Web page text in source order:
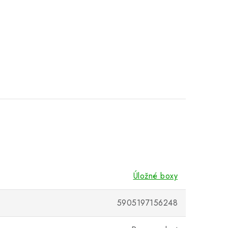
Úložné boxy
5905197156248